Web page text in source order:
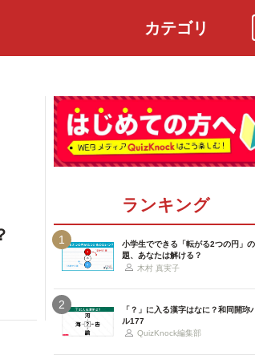
カテゴリ
ランキング
1
小学生でできる「転がる2つの円」
題、あなたは解ける？
木村 真実子
2
「？」に入る漢字はなに？和同開珎
ル177
QuizKnock編集部